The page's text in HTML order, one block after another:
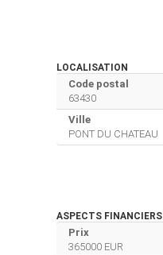
LOCALISATION
Code postal
63430
Ville
PONT DU CHATEAU
ASPECTS FINANCIERS
Prix
365000 EUR